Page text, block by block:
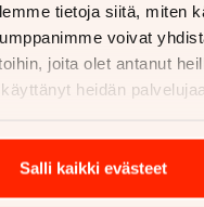
tietoja siitä, miten
voivat
joita olet antanut
heidän
Salli kaikki evästeet